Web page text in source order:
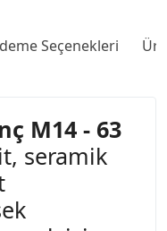
Seçenekleri
M14 - 63
seramik